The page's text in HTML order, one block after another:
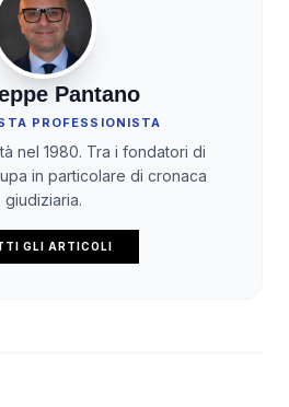
Pantano
PROFESSIONISTA
nel 1980. Tra i fondatori di
in particolare di cronaca
giudiziaria.
GLI ARTICOLI